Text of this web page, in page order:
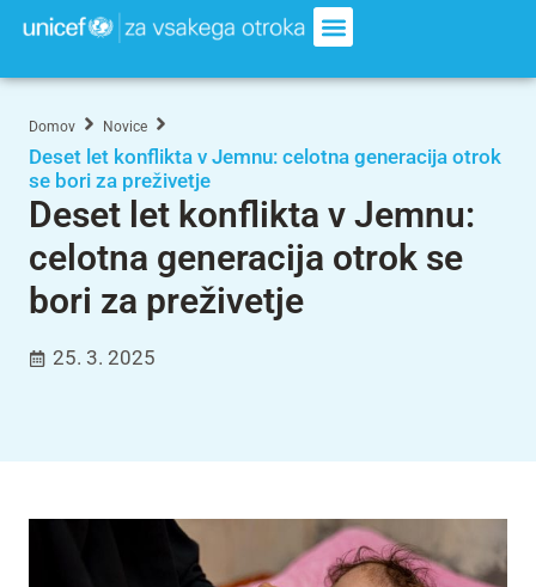
Domov Novice
Deset let konflikta v Jemnu: celotna generacija otrok
se bori za preživetje
Deset let konflikta v Jemnu:
celotna generacija otrok se
bori za preživetje
25. 3. 2025